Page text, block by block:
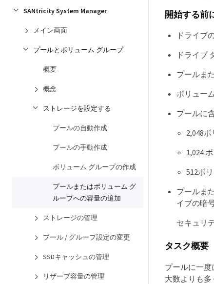
SANtricity System Manager
メイン画面
プールとボリューム グループ
概要
概念
ストレージを設定する
プールの自動作成
プールの手動作成
ボリューム グループの作成
プールまたはボリューム グ
ループへの容量の追加
ストレージの管理
プール / グループ設定の変更
SSDキャッシュの管理
リザーブ容量の管理
開始する前
ドライブ
ドライブ
プールま
ボリュー
プールに
2,048
1,024
512ボ
プールま
イブの暗
セキュリ
タスク概要
プールに一
大数よりも